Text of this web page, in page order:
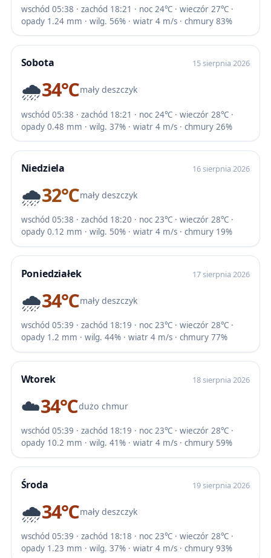
wschód 05:38 · zachód 18:21 · noc 24℃ · wieczór 27℃ ·
opady 1.24 mm · wilg. 56% · wiatr 4 m/s · chmury 83%
Sobota 15 sierpnia 2026
🌧️34℃mały deszczyk
wschód 05:38 · zachód 18:21 · noc 24℃ · wieczór 28℃ ·
opady 0.48 mm · wilg. 37% · wiatr 4 m/s · chmury 26%
Niedziela 16 sierpnia 2026
🌧️32℃mały deszczyk
wschód 05:38 · zachód 18:20 · noc 23℃ · wieczór 28℃ ·
opady 0.12 mm · wilg. 50% · wiatr 4 m/s · chmury 19%
Poniedziałek 17 sierpnia 2026
🌧️34℃mały deszczyk
wschód 05:39 · zachód 18:19 · noc 23℃ · wieczór 28℃ ·
opady 1.2 mm · wilg. 44% · wiatr 4 m/s · chmury 77%
Wtorek 18 sierpnia 2026
☁️34℃dużo chmur
wschód 05:39 · zachód 18:19 · noc 23℃ · wieczór 28℃ ·
opady 10.2 mm · wilg. 41% · wiatr 4 m/s · chmury 59%
Środa 19 sierpnia 2026
🌧️34℃mały deszczyk
wschód 05:39 · zachód 18:18 · noc 23℃ · wieczór 28℃ ·
opady 1.23 mm · wilg. 37% · wiatr 4 m/s · chmury 93%